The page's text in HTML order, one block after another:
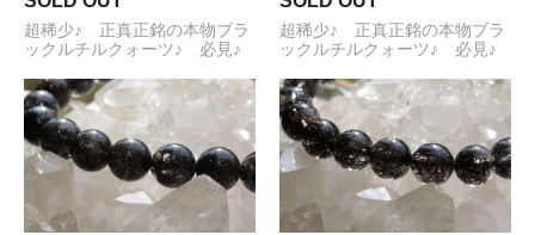
超稀少♪ 正真正銘の本物ブラ
ックルチルクォーツ♪ 必見♪
超稀少♪ 正真正銘の本物ブラ
ックルチルクォーツ♪ 必見♪